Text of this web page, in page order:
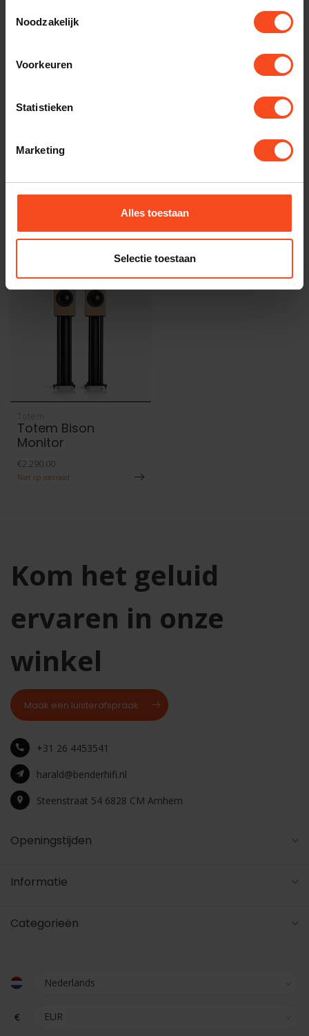
Noodzakelijk
Voorkeuren
Statistieken
Marketing
Alles toestaan
Selectie toestaan
Productomschrijving
Gerelateerde producten
https://www.benderhifi.nl/merken/totem/monitor-
Recent bekeken
Totem
Totem Bison
Monitor
€2.290,00
Niet op voorraad
Kom het geluid
ervaren in onze
winkel
Maak een luisterafspraak
+31 26 4453541
harald@benderhifi.nl
Steenstraat 54 6828 CM Arnhem
Openingstijden
Informatie
Categorieën
€